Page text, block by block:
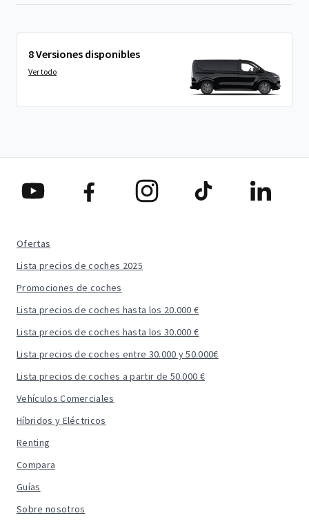
8 Versiones disponibles
Ver todo
Ofertas
Lista precios de coches 2025
Promociones de coches
Lista precios de coches hasta los 20.000 €
Lista precios de coches hasta los 30.000 €
Lista precios de coches entre 30.000 y 50.000€
Lista precios de coches a partir de 50.000 €
Vehículos Comerciales
Híbridos y Eléctricos
Renting
Compara
Guías
Sobre nosotros